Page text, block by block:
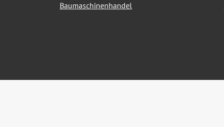
Baumaschinenhandel